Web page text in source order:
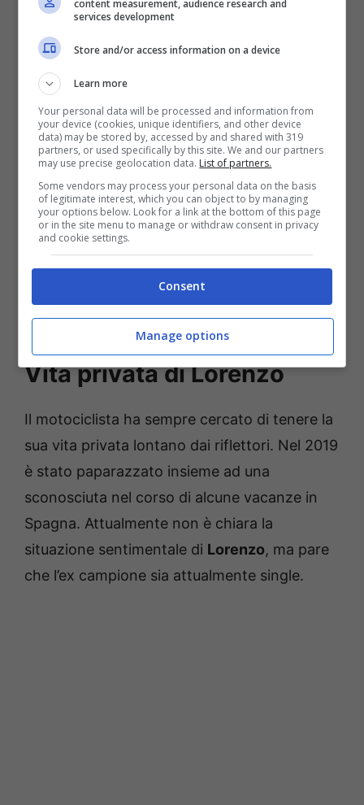
stati beccati
Leggi anche —–>Amici, il retroscena doloroso
di Serena: problemi di salute e crolli emotivi,
il racconto
Vita privata di Lorenzo
Il motociclista ha sempre cercato di tenere la
sua vita privata lontano dai riflettori. Nel 2019
è stato paparazzato insieme ad una
sconosciuta nel corso di alcune vacanze in
Spagna. Attualmente non è chiara la
situazione sentimentale di Lorenzo, ma pare
che l’ex campione sia attualmente single.
content measurement, audience research and
services development
Store and/or access information on a device
Learn more
Your personal data will be processed and information from
your device (cookies, unique identifiers, and other device
data) may be stored by, accessed by and shared with 319
partners, or used specifically by this site. We and our partners
may use precise geolocation data. List of partners.
Some vendors may process your personal data on the basis
of legitimate interest, which you can object to by managing
your options below. Look for a link at the bottom of this page
or in the site menu to manage or withdraw consent in privacy
and cookie settings.
Consent
Manage options